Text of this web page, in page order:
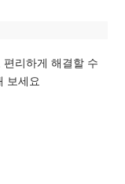
리하게 해결할 수
보세요